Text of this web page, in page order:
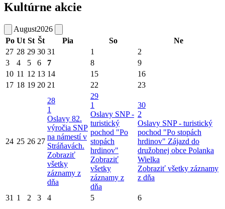
Kultúrne akcie
August2026
Po Ut St Št Pia So
Ne
27 28 29 30 31 1
2
3
4 5 6 7 8
9
10 11 12 13 14 15
16
17 18 19 20 21 22 23
24 25 26 27
28
1
Oslavy 82.
výročia SNP
na námestí v
Stráňavách.
Zobraziť
všetky
záznamy z
dňa
29
1
Oslavy SNP -
turistický
pochod "Po
stopách
hrdinov"
Zobraziť
všetky
záznamy z
dňa
30
2
Oslavy SNP - turistický
pochod "Po stopách
hrdinov" Zájazd do
družobnej obce Polanka
Wielka
Zobraziť všetky záznamy
z dňa
31 1 2 3 4 5 6